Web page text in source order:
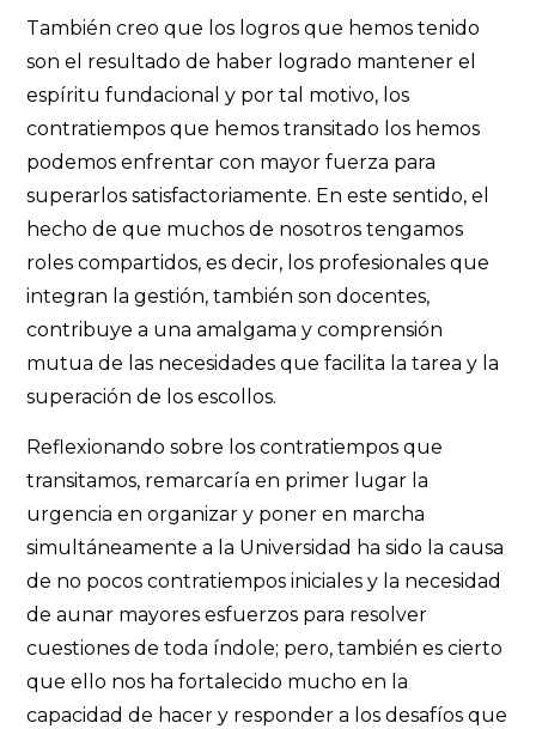
También creo que los logros que hemos tenido
son el resultado de haber logrado mantener el
espíritu fundacional y por tal motivo, los
contratiempos que hemos transitado los hemos
podemos enfrentar con mayor fuerza para
superarlos satisfactoriamente. En este sentido, el
hecho de que muchos de nosotros tengamos
roles compartidos, es decir, los profesionales que
integran la gestión, también son docentes,
contribuye a una amalgama y comprensión
mutua de las necesidades que facilita la tarea y la
superación de los escollos.
Reflexionando sobre los contratiempos que
transitamos, remarcaría en primer lugar la
urgencia en organizar y poner en marcha
simultáneamente a la Universidad ha sido la causa
de no pocos contratiempos iniciales y la necesidad
de aunar mayores esfuerzos para resolver
cuestiones de toda índole; pero, también es cierto
que ello nos ha fortalecido mucho en la
capacidad de hacer y responder a los desafíos que